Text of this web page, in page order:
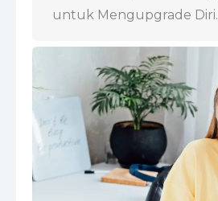
untuk Mengupgrade Diri.